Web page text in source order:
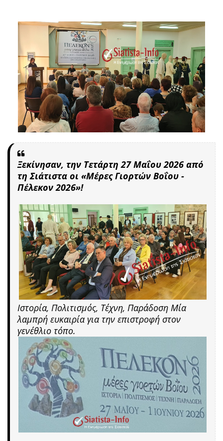
Ξεκίνησαν, την Τετάρτη 27 Μαΐου 2026 από
τη Σιάτιστα οι «Μέρες Γιορτών Βοΐου -
Πέλεκον 2026»!
Ιστορία, Πολιτισμός, Τέχνη, Παράδοση Μία
λαμπρή ευκαιρία για την επιστροφή στον
γενέθλιο τόπο.